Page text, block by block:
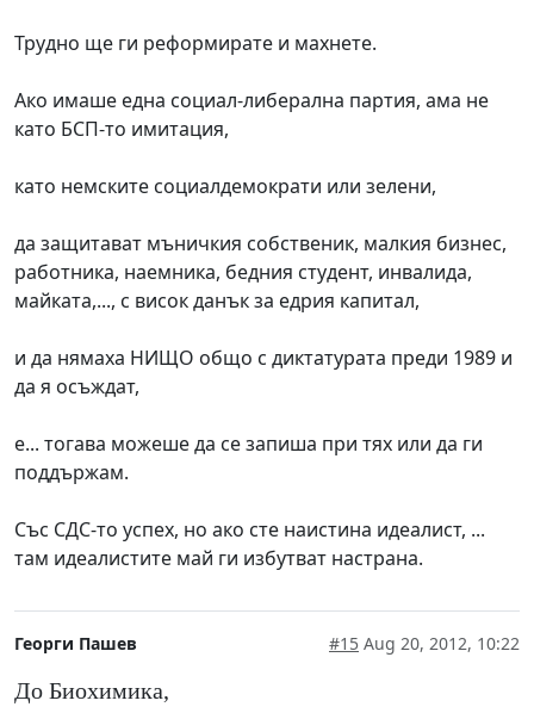
Трудно ще ги реформирате и махнете.
Ако имаше една социал-либерална партия, ама не
като БСП-то имитация,
като немските социалдемократи или зелени,
да защитават мъничкия собственик, малкия бизнес,
работника, наемника, бедния студент, инвалида,
майката,..., с висок данък за едрия капитал,
и да нямаха НИЩО общо с диктатурата преди 1989 и
да я осъждат,
е... тогава можеше да се запиша при тях или да ги
поддържам.
Със СДС-то успех, но ако сте наистина идеалист, ...
там идеалистите май ги избутват настрана.
Георги Пашев #15 Aug 20, 2012, 10:22
До Биохимика,